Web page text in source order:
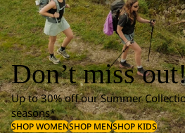
Don’t miss
Up to 30% off our Summer
seasons*
SHOP WOMENSHOP MENSHOP KIDS